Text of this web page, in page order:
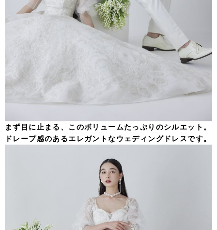
まず目に止まる、このボリュームたっぷりのシルエット。
ドレープ感のあるエレガントなウェディングドレスです。